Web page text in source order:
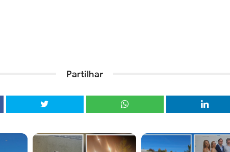
Partilhar